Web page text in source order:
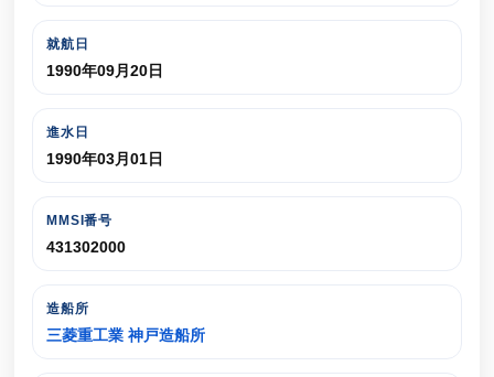
就航日
1990年09月20日
進水日
1990年03月01日
MMSI番号
431302000
造船所
三菱重工業 神戸造船所